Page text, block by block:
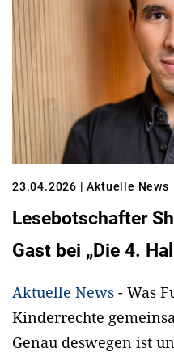
23.04.2026 | Aktuelle News
Lesebotschafter
Gast bei „Die 4.
Aktuelle News - Was
Kinderrechte
Genau deswegen ist